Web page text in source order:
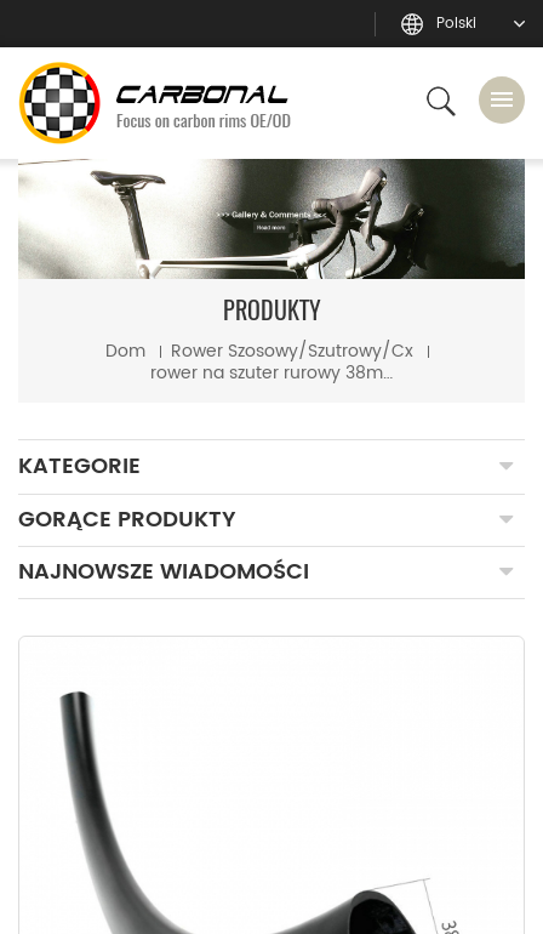
Polski
PRODUKTY
Dom Rower Szosowy/szutrowy/cx
rower na szuter rurowy 38mm głębokość 25mm szeroka obręcz z włókna węglowego
KATEGORIE
GORĄCE PRODUKTY
NAJNOWSZE WIADOMOŚCI